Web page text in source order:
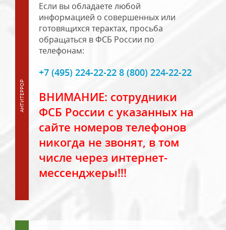
Если вы обладаете любой
информацией о совершенных или
готовящихся терактах, просьба
обращаться в ФСБ России по
телефонам:
+7 (495) 224-22-22 8 (800) 224-22-22
ВНИМАНИЕ: сотрудники
ФСБ России с указанных на
сайте номеров телефонов
никогда не звонят, в том
числе через интернет-
мессенджеры!!!